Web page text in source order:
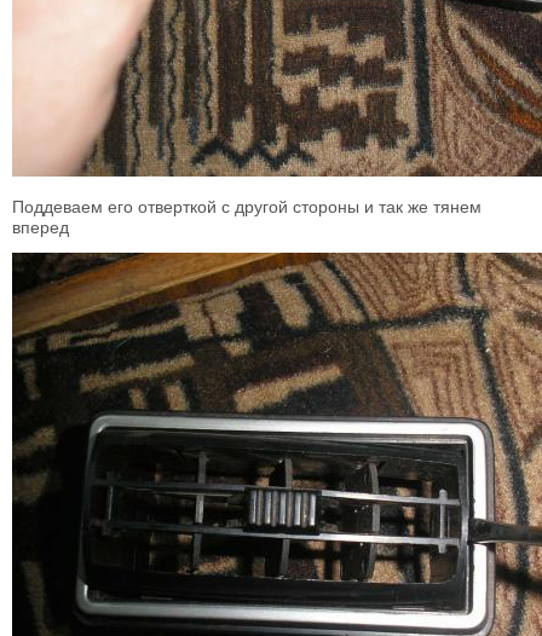
Поддеваем его отверткой с другой стороны и так же тянем
вперед